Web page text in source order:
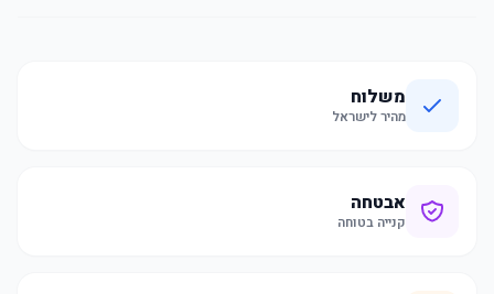
משלוח
מהיר לישראל
אבטחה
קנייה בטוחה